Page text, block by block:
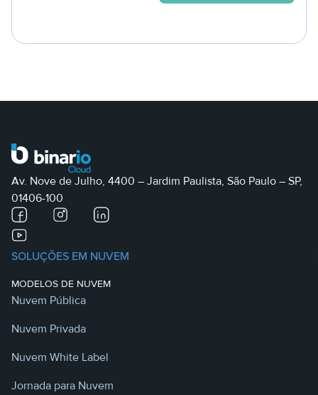
Av. Nove de Julho, 4400 – Jardim Paulista, São Paulo – SP,
01406-100
SOLUÇÕES EM NUVEM
MODELOS DE NUVEM
Nuvem Pública
Nuvem Privada
Nuvem White Label
Jornada para Nuvem